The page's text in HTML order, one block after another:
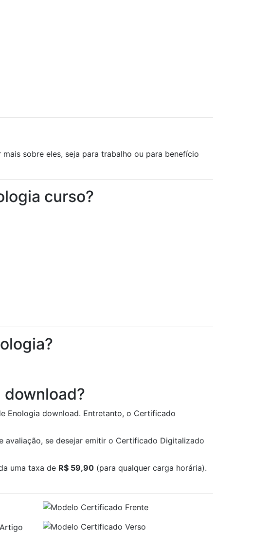
sobre eles, seja para trabalho ou para benefício
curso?
Enologia download. Entretanto, o Certificado
avaliação, se desejar emitir o Certificado Digitalizado
uma taxa de R$ 59,90 (para qualquer carga horária).